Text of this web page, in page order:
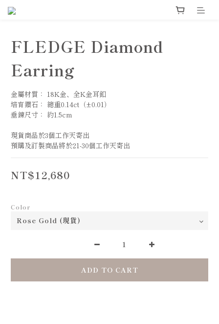
FLEDGE Diamond
Earring
金屬材質： 18K金、全K金耳釦
培育鑽石： 總重0.14ct（±0.01）
垂鍊尺寸： 約1.5cm
現貨商品於3個工作天寄出
預購及訂製商品將於21-30個工作天寄出
NT$12,680
Color
ADD TO CART